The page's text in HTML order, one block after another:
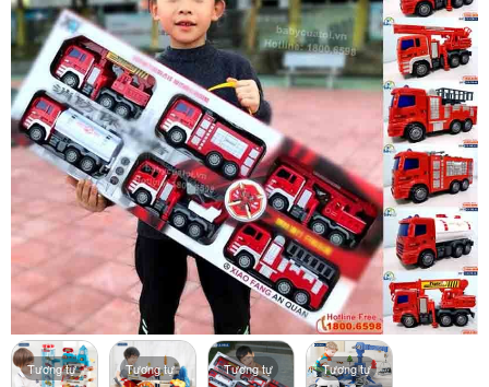
Tương tự Tương tự Tương tự Tương tự